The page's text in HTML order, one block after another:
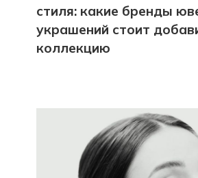
стиля: какие бренды
украшений стоит
коллекцию